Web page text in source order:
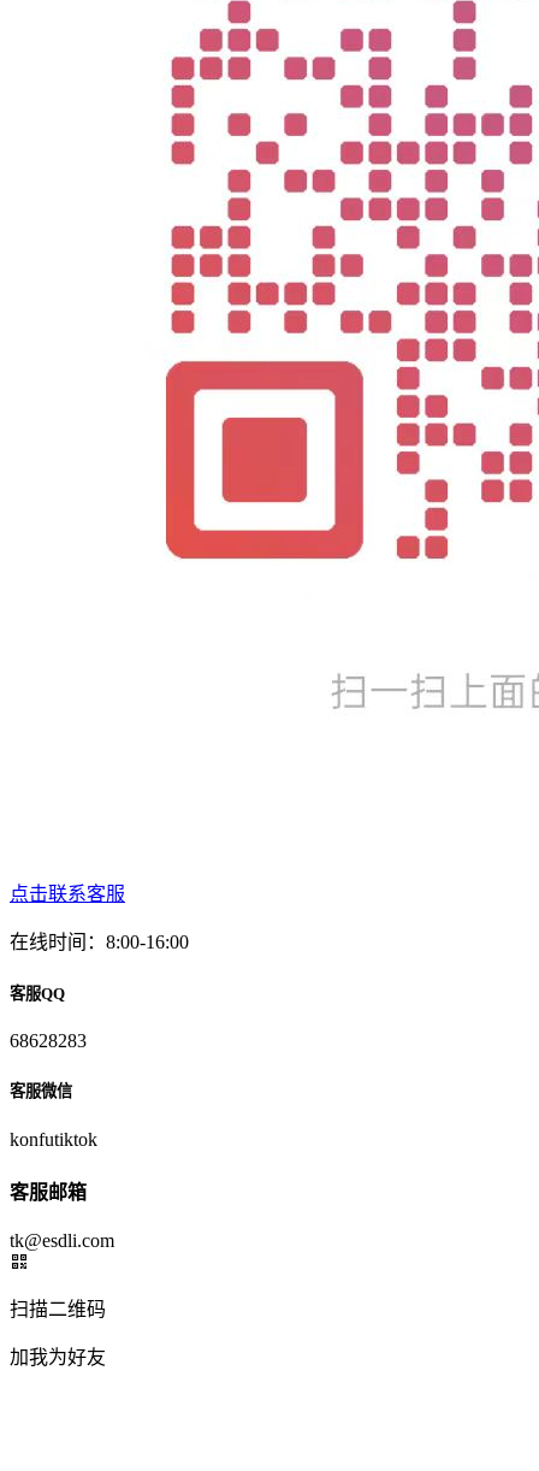
点击联系客服
在线时间：8:00-16:00
客服QQ
68628283
客服微信
konfutiktok
客服邮箱
tk@esdli.com
扫描二维码
加我为好友